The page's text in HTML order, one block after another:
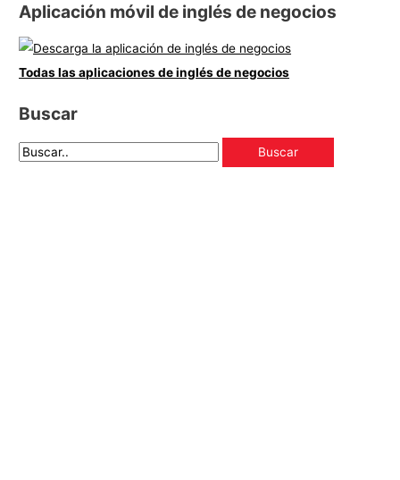
Aplicación móvil de inglés de negocios
Todas las aplicaciones de inglés de negocios
Buscar